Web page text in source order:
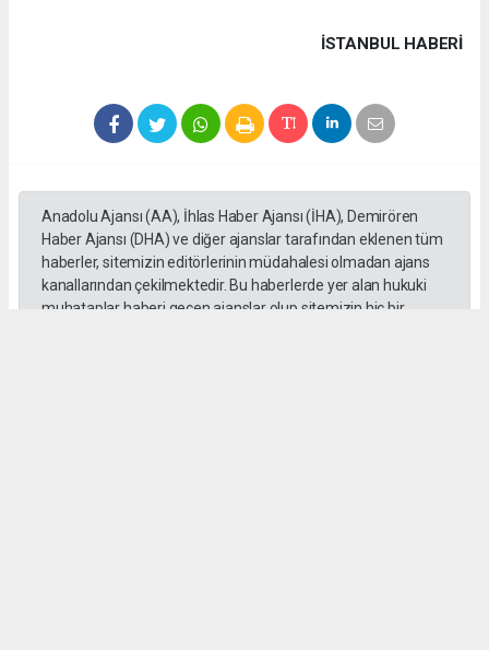
İSTANBUL HABERİ
Anadolu Ajansı (AA), İhlas Haber Ajansı (İHA), Demirören
Haber Ajansı (DHA) ve diğer ajanslar tarafından eklenen tüm
haberler, sitemizin editörlerinin müdahalesi olmadan ajans
kanallarından çekilmektedir. Bu haberlerde yer alan hukuki
muhataplar haberi geçen ajanslar olup sitemizin hiç bir